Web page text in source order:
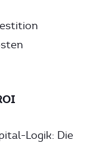
Logik: Die